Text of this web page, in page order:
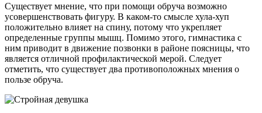
Существует мнение, что при помощи обруча возможно
усовершенствовать фигуру. В каком-то смысле хула-хуп
положительно влияет на спину, потому что укрепляет
определенные группы мышц. Помимо этого, гимнастика с
ним приводит в движение позвонки в районе поясницы, что
является отличной профилактической мерой. Следует
отметить, что существует два противоположных мнения о
пользе обруча.